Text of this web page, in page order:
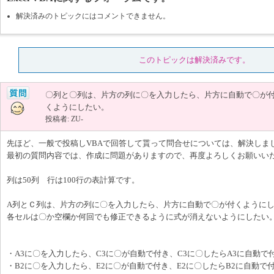
解決済みのトピックにはコメントできません。
このトピックは解決済みです。
〇列と〇列は、片方の列に〇を入力したら、片方に自動で〇が
くようにしたい。
投稿者: ZU-
先ほど、一般で投稿しVBAで回答して貰って問合せについては、解決しま
最初の質問内容では、作成に問題がありますので、再度よろしくお願いい
列は50列 行は100行の表計算です。
A列とＣ列は、片方の列に〇を入力したら、片方に自動で〇が付くように
各セルは〇か空欄か何回でも修正できるように式が消えないようにしたい
・A3に〇を入力したら、C3に〇が自動で付き、C3に〇したらA3に自動で
・B2に〇を入力したら、E2に〇が自動で付き、E2に〇したらB2に自動で